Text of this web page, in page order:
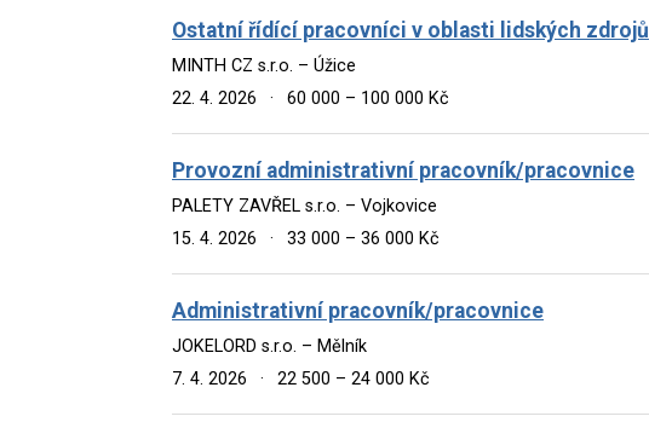
Ostatní řídící pracovníci v oblasti lidských zdrojů
MINTH CZ s.r.o. – Úžice
22. 4. 2026
· 60 000 – 100 000 Kč
Provozní administrativní pracovník/pracovnice
PALETY ZAVŘEL s.r.o. – Vojkovice
15. 4. 2026
· 33 000 – 36 000 Kč
Administrativní pracovník/pracovnice
JOKELORD s.r.o. – Mělník
7. 4. 2026
· 22 500 – 24 000 Kč